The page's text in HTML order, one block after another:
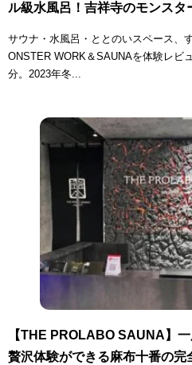
ル級水風呂！吉祥寺のモンス
サウナ・水風呂・ととのいスペース、
ONSTER WORK＆SAUNAを体験レビ
分。2023年冬...
【THE PROLABO SAUNA】
贅沢体験ができる麻布十番の完